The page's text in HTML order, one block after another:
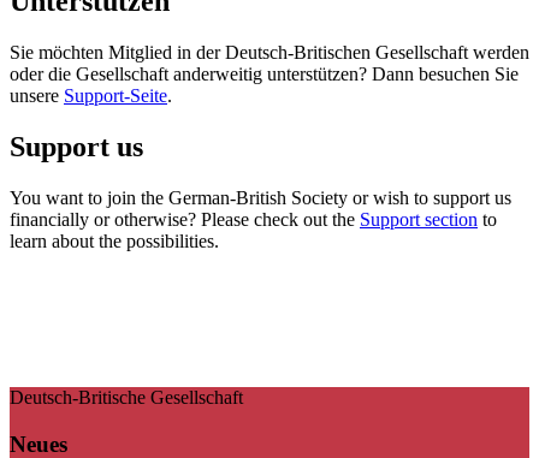
Sie möchten Mitglied in der Deutsch-Britischen Gesellschaft werden
oder die Gesellschaft anderweitig unterstützen? Dann besuchen Sie
unsere Support-Seite.
Support us
You want to join the German-British Society or wish to support us
financially or otherwise? Please check out the Support section to
learn about the possibilities.
Deutsch-Britische Gesellschaft
Neues